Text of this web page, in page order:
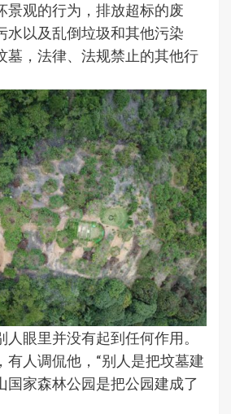
景观的行为，排放超标的废
水以及乱倒垃圾和其他污染
墓，法律、法规禁止的其他行
眼里并没有起到任何作用。
有人调侃他，“别人是把坟墓建
国家森林公园是把公园建成了